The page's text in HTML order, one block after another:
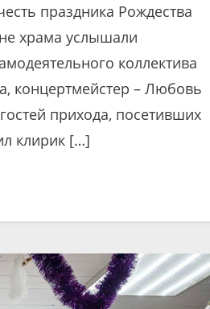
праздника Рождества
храма услышали
коллектива
концертмейстер – Любовь
прихода, посетивших
клирик […]